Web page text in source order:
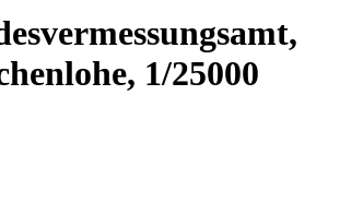
1/25000